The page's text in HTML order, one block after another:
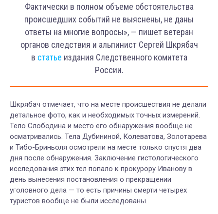
Фактически в полном объеме обстоятельства
происшедших событий не выяснены, не даны
ответы на многие вопросы», — пишет ветеран
органов следствия и альпинист Сергей Шкрябач
в статье издания Следственного комитета
России.
Шкрябач отмечает, что на месте происшествия не делали
детальное фото, как и необходимых точных измерений.
Тело Слободина и место его обнаружения вообще не
осматривались. Тела Дубининой, Колеватова, Золотарева
и Тибо-Бриньоля осмотрели на месте только спустя два
дня после обнаружения. Заключение гистологического
исследования этих тел попало к прокурору Иванову в
день вынесения постановления о прекращении
уголовного дела — то есть причины смерти четырех
туристов вообще не были исследованы.